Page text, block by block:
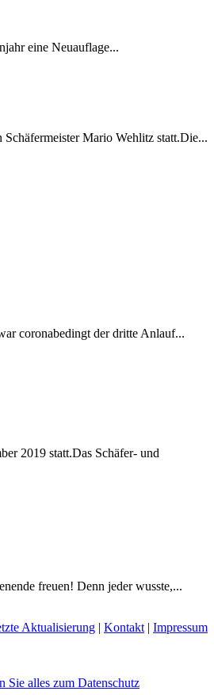
eine Neuauflage...
Mario Wehlitz statt.Die...
coronabedingt der dritte Anlauf...
2019 statt.Das Schäfer- und
freuen! Denn jeder wusste,...
Aktualisierung | Kontakt | Impressum
Sie alles zum Datenschutz